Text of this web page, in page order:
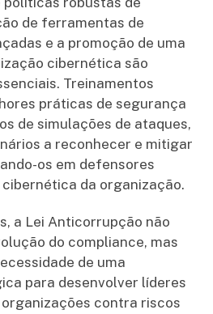
de ferramentas de
e a promoção de uma
cibernética são
Treinamentos
práticas de segurança
de simulações de ataques,
a reconhecer e mitigar
os em defensores
da organização.
a Lei Anticorrupção não
do compliance, mas
de uma
para desenvolver líderes
contra riscos